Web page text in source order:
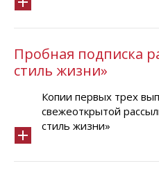
Пробная подписка
стиль жизни»
Копии первых трех
свежеоткрытой
стиль жизни»